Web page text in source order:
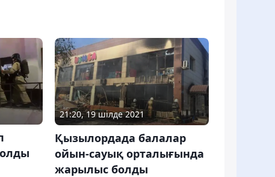
21:20, 19 шілде 2021
Қызылордада балалар
ойын-сауық орталығында
жарылыс болды